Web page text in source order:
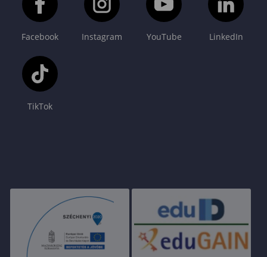
Facebook Instagram YouTube LinkedIn
TikTok